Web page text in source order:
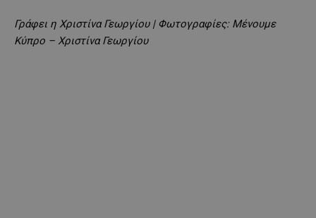
Γράφει η Χριστίνα Γεωργίου | Φωτογραφίες: Μένουμε
Κύπρο – Χριστίνα Γεωργίου